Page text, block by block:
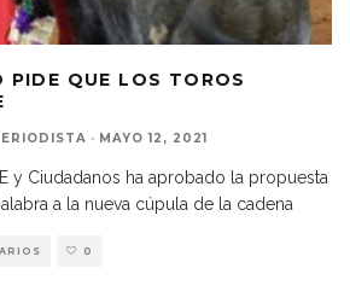
PIDE QUE LOS TOROS
· MAYO 12, 2021
y Ciudadanos ha aprobado la propuesta
a la nueva cúpula de la cadena
0